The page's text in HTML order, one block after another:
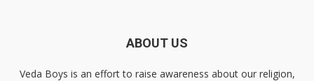
ABOUT US
Veda Boys is an effort to raise awareness about our religion,